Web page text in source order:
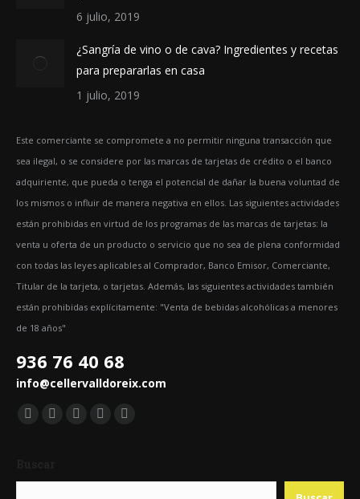
6 julio, 2019
¿Sangría de vino o de cava? Ingredientes y recetas
para prepararlas en casa
1 julio, 2019
Este comerciante se compromete a no permitir ninguna transacción que
sea ilegal, o se considere por las marcas de tarjetas de crédito o el banco
adquiriente, que pueda o tenga el potencial de dañar la buena voluntad de
los mismos o influir de manera negativa en ellos. Las siguientes actividades
están prohibidas en virtud de los programas de las marcas de tarjetas: la
venta u oferta de un producto o servicio que no sea de plena conformidad
con todas las leyes aplicables al Comprador, Banco Emisor, Comerciante,
Titular de la tarjeta, o tarjetas. Además, las siguientes actividades también
están prohibidas explícitamente: "Venta de bebidas alcohólicas a menores
de 18 años"
936 76 40 68
info@cellervalldoreix.com
Encuéntranos en:
Facebook
in
Twitter
in
YouTube
in
Pinterest
in
Instagram
in